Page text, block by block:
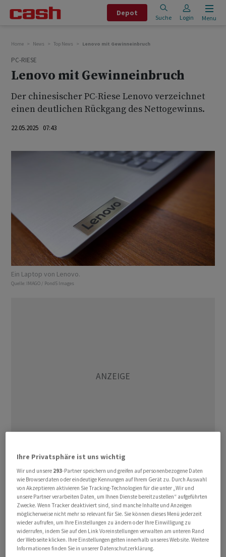
Depot
Suche Login Menu
Home News Top News Lenovo mit Gewinneinbruch
PC-RIESE
Lenovo mit Gewinneinbruch
Der chinesischer PC-Riese Lenovo verzeichnet
einen deutlichen Rückgang des Nettogewinns.
22.05.2025 07:43
Ein Laptop von Lenovo.
Quelle: IMAGO / Pond5 Images
Der weltgrösste PC-HerstellerLenovohat in seinem
Schlussquartal des Geschäftsjahres 2024/25 einen
Gewinneinbruch zu verkraften. Der Nettogewinn sank im
vierten Quartal um 64 Prozent auf 90 Millionen Dollar,
wie der chinesische Konzern am Donnerstag mitteilte.
Grund sei vor allem ein nicht zahlungswirksamer
Wertverlust bei Optionsscheinen.
Ihre Privatsphäre ist uns wichtig
Wir und unsere 293-Partner speichern und greifen auf personenbezogene Daten
wie Browserdaten oder eindeutige Kennungen auf Ihrem Gerät zu. Durch Auswahl
von Akzeptieren aktivieren Sie Tracking-Technologien für die unter „Wir und
unsere Partner verarbeiten Daten, um Ihnen Dienste bereitzustellen“ aufgeführten
Zwecke. Wenn Tracker deaktiviert sind, sind manche Inhalte und Anzeigen
möglicherweise nicht mehr so relevant für Sie. Sie können dieses Menü jederzeit
wieder aufrufen, um Ihre Einstellungen zu ändern oder Ihre Einwilligung zu
widerrufen, indem Sie auf den Link Voreinstellungen verwalten am unteren Rand
der Webseite klicken. Ihre Einstellungen gelten innerhalb unseres Website. Weitere
Informationen finden Sie in unserer Datenschutzerklärung.